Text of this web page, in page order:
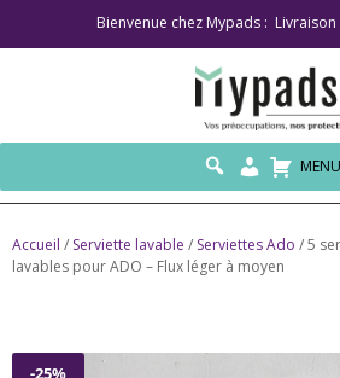
Bienvenue chez Mypads :
MENU
Accueil / Serviette lavable / Serviettes Ado / 5
lavables pour ADO – Flux léger à moyen
-25%